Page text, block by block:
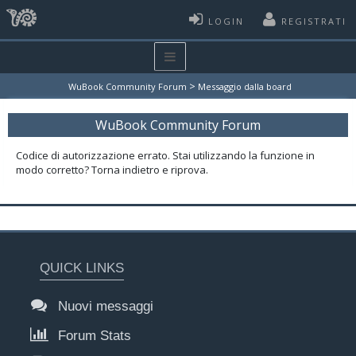
LOGIN REGISTRATI
WuBook Community Forum > Messaggio dalla board
WuBook Community Forum
Codice di autorizzazione errato. Stai utilizzando la funzione in
modo corretto? Torna indietro e riprova.
QUICK LINKS
Nuovi messaggi
Forum Stats